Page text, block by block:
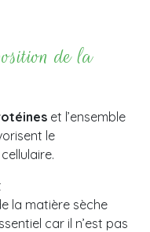
de la
et l’ensemble
le
la matière sèche
car il n’est pas